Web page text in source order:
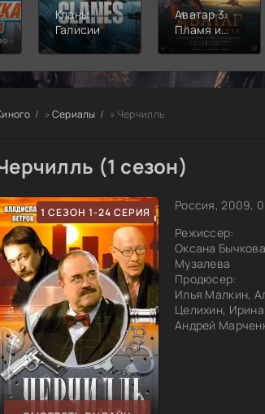
Кланы
Галисии
Аватар 3:
Пламя и
пепел
» Сериалы » Черчилль
(1 сезон)
1 СЕЗОН 1-24 СЕРИЯ
Россия, 2009,
Режиссер:
Оксана
Музалева
Продюсер:
Илья Малкин,
Целихин,
Андрей